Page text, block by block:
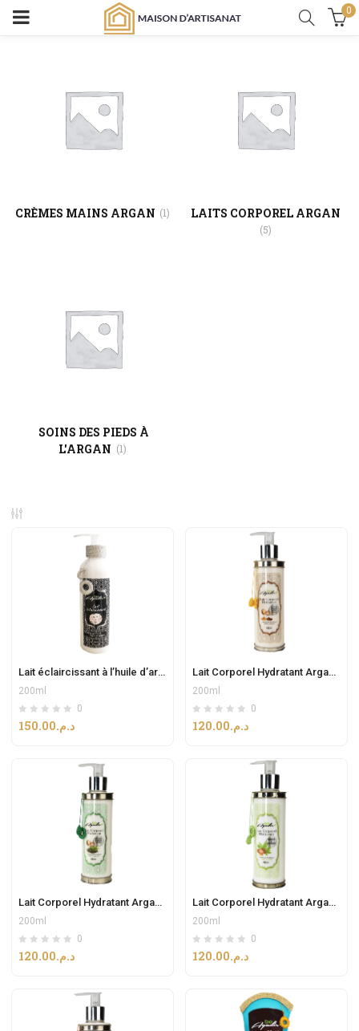
0
CRÈMES MAINS ARGAN (1) LAITS CORPOREL ARGAN
(5)
SOINS DES PIEDS À
L'ARGAN (1)
Lait éclaircissant à l’huile d’argan
200ml
0
د.م.150.00
Lait Corporel Hydratant Argan, Ambre & Musc
200ml
0
د.م.120.00
Lait Corporel Hydratant Argan & Thé vert
200ml
0
د.م.120.00
Lait Corporel Hydratant Argan & Verveine
200ml
0
د.م.120.00